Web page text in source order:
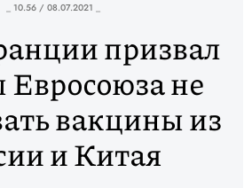
_ 10.56 / 08.07.2021 _
призвал
Евросоюза не
вакцины из
и Китая